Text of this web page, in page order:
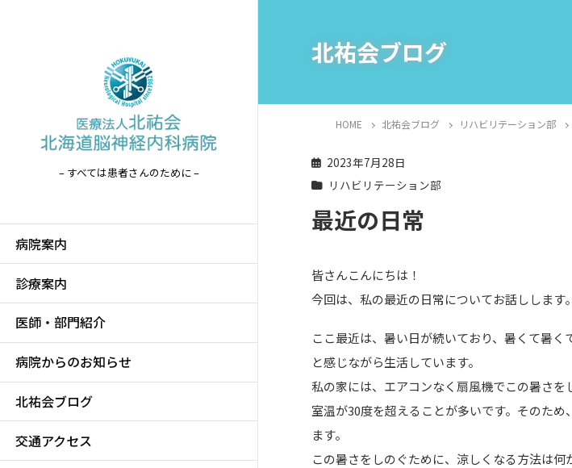
– すべては患者さんのために –
病院案内
診療案内
医師・部門紹介
病院からのお知らせ
北祐会ブログ
交通アクセス
北祐会ブログ
HOME 北祐会ブログ リハビリテーション部
2023年7月28日
リハビリテーション部
最近の日常
皆さんこんにちは！
今回は、私の最近の日常についてお話しします。
ここ最近は、暑い日が続いており、暑くて暑く
と感じながら生活しています。
私の家には、エアコンなく扇風機でこの暑さを
室温が30度を超えることが多いです。そのた
ます。
この暑さをしのぐために、涼しくなる方法は何